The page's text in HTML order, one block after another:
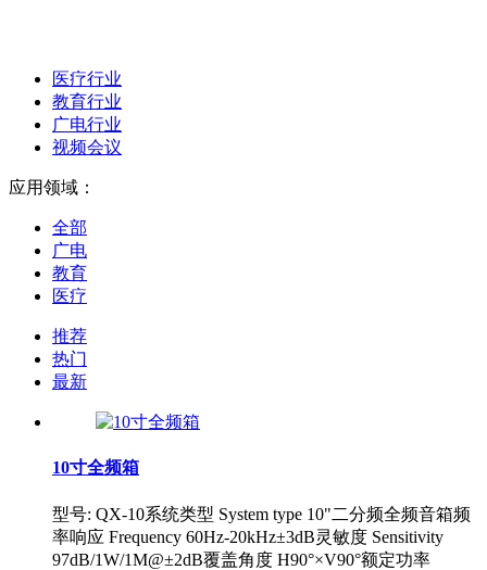
医疗行业
教育行业
广电行业
视频会议
应用领域：
全部
广电
教育
医疗
推荐
热门
最新
10寸全频箱
型号: QX-10系统类型 System type 10"二分频全频音箱频
率响应 Frequency 60Hz-20kHz±3dB灵敏度 Sensitivity
97dB/1W/1M@±2dB覆盖角度 H90°×V90°额定功率